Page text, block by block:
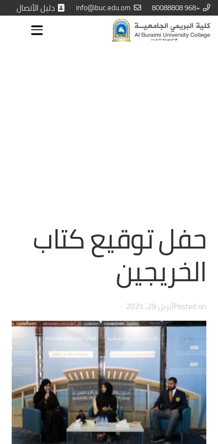
+968 80088808
info@buc.edu.om دليل الأتصال
حفل توقيع كتاب
الخريجين
Posted onأبريل 29, 2025